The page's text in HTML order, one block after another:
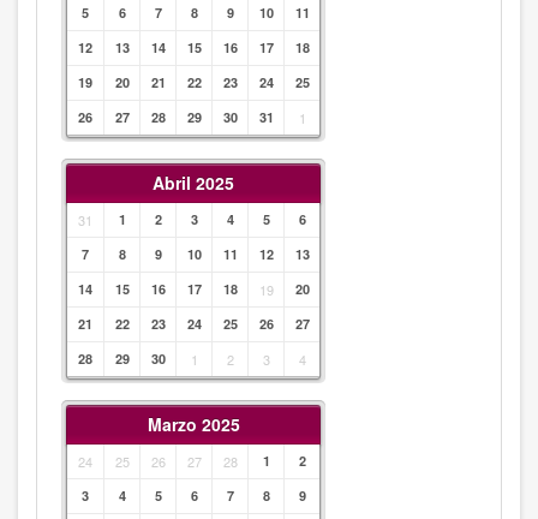
5 6 7 8 9 10
11
12
13 14 15 16 17
18
19
20 21 22 23 24
25
26
27 28 29 30 31 1
Abril 2025
31 1 2 3 4 5
6
7
8 9 10 11 12
13
14
15 16 17 18 19
20
21
22 23 24 25 26
27
28
29 30 1 2 3 4
Marzo 2025
24 25 26 27 28 1
2
3
4 5 6 7 8
9